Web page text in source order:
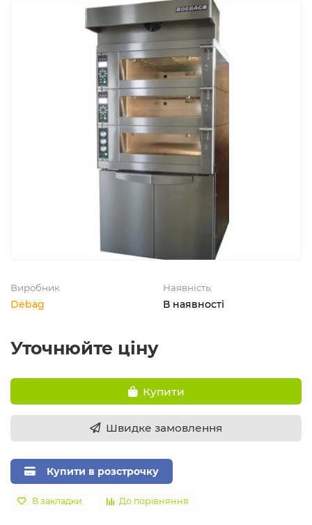
Виробник
Debag
Наявність:
В наявності
Уточнюйте ціну
Купити
Швидке замовлення
Купити в розстрочку
В закладки До порівняння